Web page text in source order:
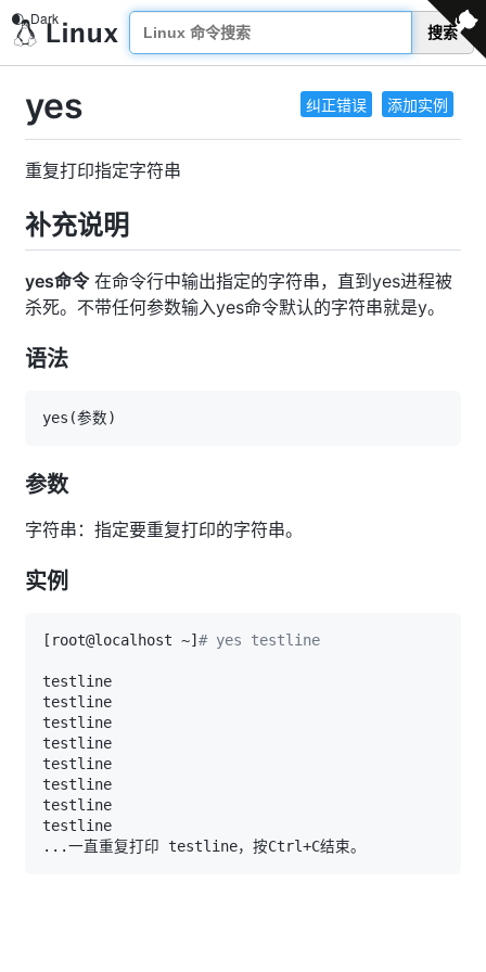
搜索
纠正错误 添加实例
yes
重复打印指定字符串
补充说明
yes命令在命令行中输出指定的字符串，直到yes进程被
杀死。不带任何参数输入yes命令默认的字符串就是y。
语法
yes (参数)
参数
字符串：指定要重复打印的字符串。
实例
[ root@localhost ~] # yes testline
..